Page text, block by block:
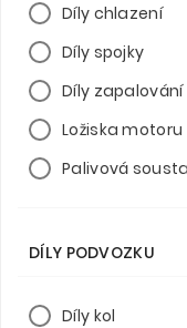
Díly chlazení
Díly spojky
Díly zapalování
Ložiska motoru
Palivová
DÍLY PODVOZKU
Díly kol